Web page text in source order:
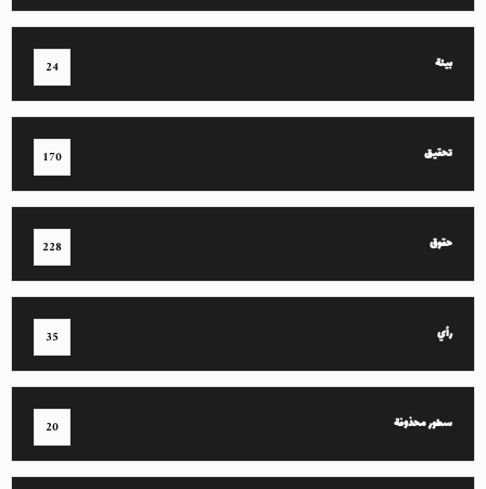
بيئة 24
تحقيق 170
حقوق 228
رأي 35
سطور محذوفة 20